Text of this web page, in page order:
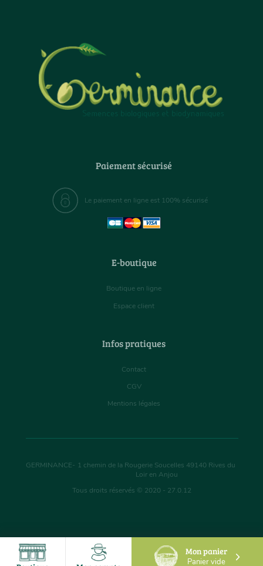
Mon panier
Panier vide
Paiement sécurisé
Le paiement en ligne est 100% sécurisé
E-boutique
Boutique en ligne
Espace client
Infos pratiques
Contact
CGV
Mentions légales
GERMINANCE- 1 chemin de la Rougerie Soucelles 49140 Rives du
Loir en Anjou
Tous droits réservés © 2020 - 27.0.12